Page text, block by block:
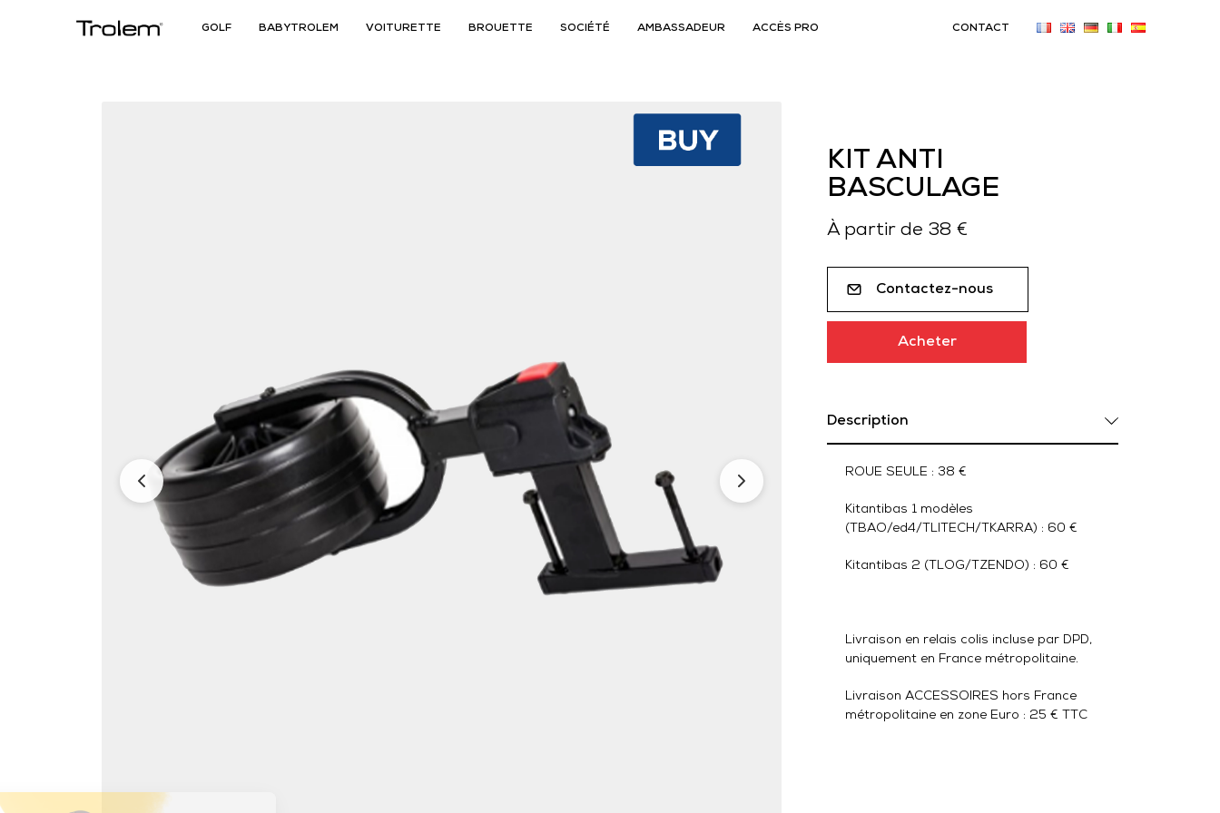
GOLF BABYTROLEM VOITURETTE BROUETTE SOCIÉTÉ AMBASSADEUR ACCÈS PRO CONTACT
KIT ANTI
BASCULAGE
À partir de 38 €
Contactez-nous
Acheter
Description
ROUE SEULE : 38 €
Kitantibas 1 modèles
(TBAO/ed4/TLITECH/TKARRA) : 60 €
Kitantibas 2 (TLOG/TZENDO) : 60 €
Livraison en relais colis incluse par DPD,
uniquement en France métropolitaine.
Livraison ACCESSOIRES hors France
métropolitaine en zone Euro : 25 € TTC